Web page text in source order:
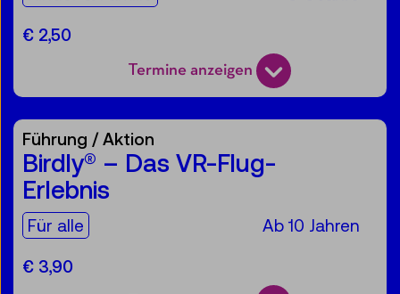
€ 2,50
Termine anzeigen
Birdly® – Das VR-Flug-
Erlebnis
Für die Zielgruppe:
Für alle Ab 10 Jahren
Führung / Aktion
€ 3,90